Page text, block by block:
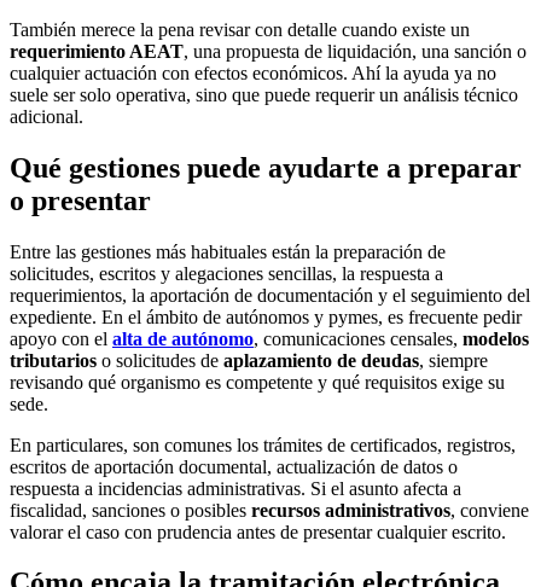
También merece la pena revisar con detalle cuando existe un
requerimiento AEAT, una propuesta de liquidación, una sanción o
cualquier actuación con efectos económicos. Ahí la ayuda ya no
suele ser solo operativa, sino que puede requerir un análisis técnico
adicional.
Qué gestiones puede ayudarte a preparar
o presentar
Entre las gestiones más habituales están la preparación de
solicitudes, escritos y alegaciones sencillas, la respuesta a
requerimientos, la aportación de documentación y el seguimiento del
expediente. En el ámbito de autónomos y pymes, es frecuente pedir
apoyo con el alta de autónomo, comunicaciones censales, modelos
tributarios o solicitudes de aplazamiento de deudas, siempre
revisando qué organismo es competente y qué requisitos exige su
sede.
En particulares, son comunes los trámites de certificados, registros,
escritos de aportación documental, actualización de datos o
respuesta a incidencias administrativas. Si el asunto afecta a
fiscalidad, sanciones o posibles recursos administrativos, conviene
valorar el caso con prudencia antes de presentar cualquier escrito.